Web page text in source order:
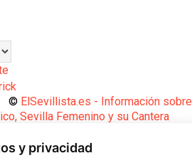
ElSevillista.es - Información sobre
Sevilla Femenino y su Cantera
y privacidad